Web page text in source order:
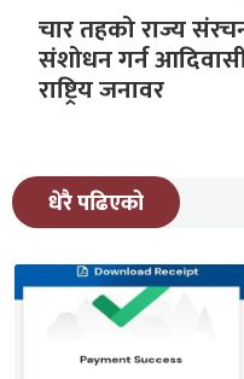
चार तहको राज्य
संशोधन गर्न
राष्ट्रिय जनावर
धेरै पढिएको